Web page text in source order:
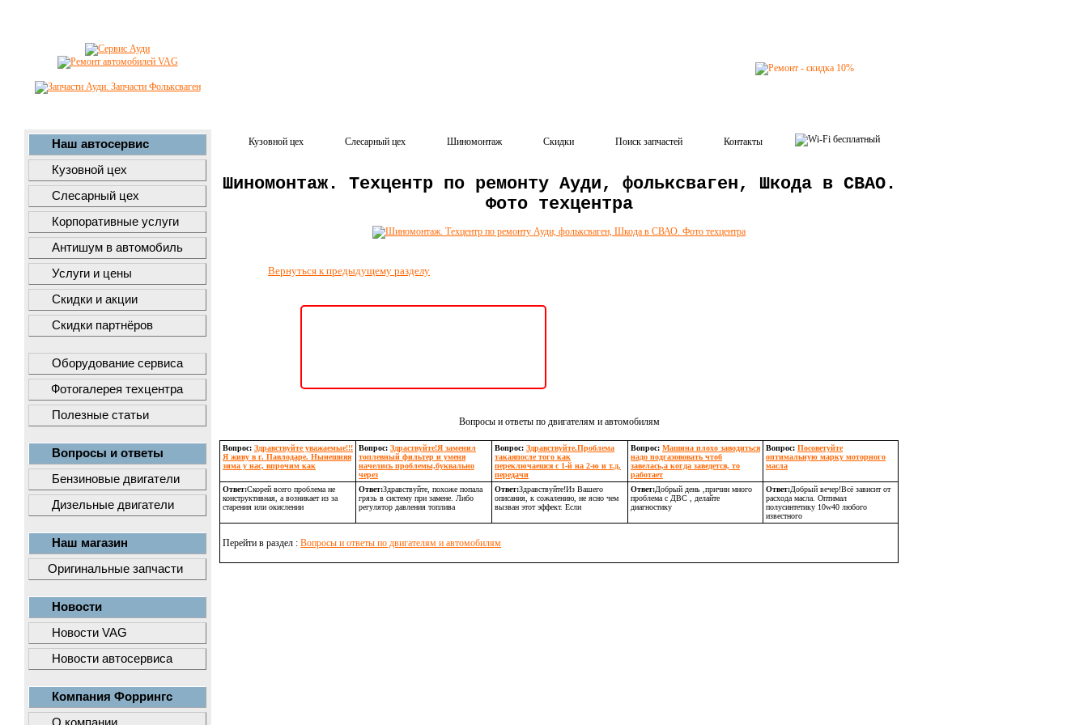
Наш автосервис
Кузовной цех
Слесарный цех
Корпоративные услуги
Антишум в автомобиль
Услуги и цены
Скидки и акции
Скидки партнёров
Оборудование сервиса
Фотогалерея техцентра
Полезные статьи
Вопросы и ответы
Бензиновые двигатели
Дизельные двигатели
Наш магазин
Оригинальные запчасти
Новости
Новости VAG
Новости автосервиса
Компания Форрингс
Кузовной цех Слесарный цех Шиномонтаж Скидки Поиск запчастей Контакты
Шиномонтаж. Техцентр по ремонту Ауди, фольксваген, Шкода в СВАО.
Фото техцентра
Вернуться к предыдущему разделу
Вопросы и ответы по двигателям и автомобилям
Вопрос: Здравствуйте уважаемые!!!
Я живу в г. Павлодаре. Нынешняя
зима у нас, впрочим как
Вопрос: Здраствуйте!Я заменил
топлевный фильтер и уменя
начелись проблемы,буквально
через
Вопрос: Здравствуйте.Проблема
такаяпосле того как
переключаешся с 1-й на 2-ю и т.д.
передачи
Вопрос: Машина плохо заводиться
надо подгазововать чтоб
завелась,а когда заведется, то
работает
Вопрос: Посоветуйте
оптимальную марку моторного
масла
Ответ:Скорей всего проблема не
конструктивная, а возникает из за
старения или окислении
Ответ:Здравствуйте, похоже попала
грязь в систему при замене. Либо
регулятор давления топлива
Ответ:Здравствуйте!Из Вашего
описания, к сожалению, не ясно чем
вызван этот эффект. Если
Ответ:Добрый день ,причин много
проблема с ДВС , делайте
диагностику
Ответ:Добрый вечер!Всё зависит от
расхода масла. Оптимал
полусинтетику 10w40 любого
известного
Перейти в раздел : Вопросы и ответы по двигателям и автомобилям